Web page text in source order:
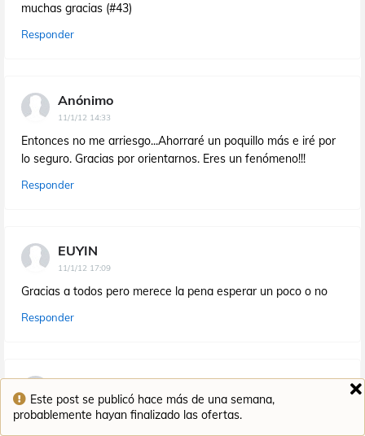
Este post se publicó hace más de una semana,
probablemente hayan finalizado las ofertas.
muchas gracias (#43)
Responder
Anónimo
11/1/12 14:33
Entonces no me arriesgo...Ahorraré un poquillo más e iré por
lo seguro. Gracias por orientarnos. Eres un fenómeno!!!
Responder
EUYIN
11/1/12 17:09
Gracias a todos pero merece la pena esperar un poco o no
Responder
Anónimo
11/1/12 17:23
Tengo un Tv LED 3D de 32 pulgadas LG LW4500,necesito un